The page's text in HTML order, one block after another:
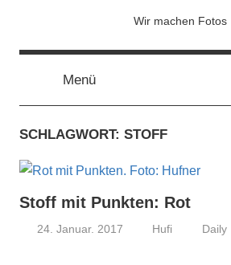
Kollektiv
Wir machen Fotos
Menü
SCHLAGWORT: STOFF
Stoff mit Punkten: Rot
24. Januar. 2017 Hufi Daily